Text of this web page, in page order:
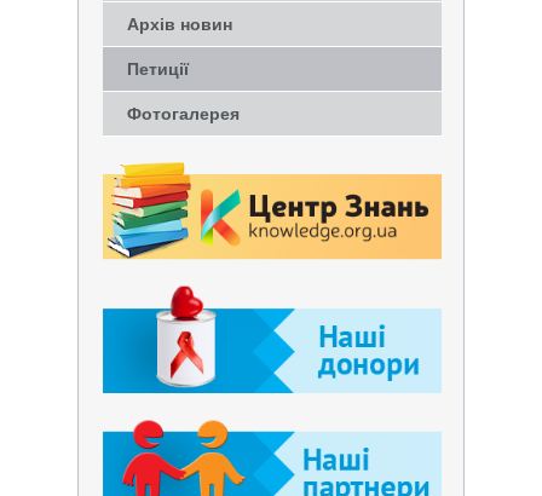
Архів новин
Петиції
Фотогалерея